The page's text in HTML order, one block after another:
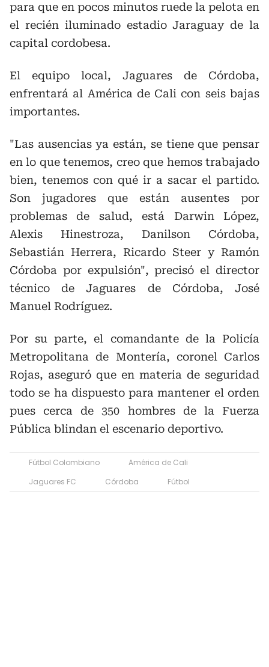
para que en pocos minutos ruede la pelota en
el recién iluminado estadio Jaraguay de la
capital cordobesa.
El equipo local, Jaguares de Córdoba,
enfrentará al América de Cali con seis bajas
importantes.
"Las ausencias ya están, se tiene que pensar
en lo que tenemos, creo que hemos trabajado
bien, tenemos con qué ir a sacar el partido.
Son jugadores que están ausentes por
problemas de salud, está Darwin López,
Alexis Hinestroza, Danilson Córdoba,
Sebastián Herrera, Ricardo Steer y Ramón
Córdoba por expulsión", precisó el director
técnico de Jaguares de Córdoba, José
Manuel Rodríguez.
Por su parte, el comandante de la Policía
Metropolitana de Montería, coronel Carlos
Rojas, aseguró que en materia de seguridad
todo se ha dispuesto para mantener el orden
pues cerca de 350 hombres de la Fuerza
Pública blindan el escenario deportivo.
Fútbol Colombiano
América de Cali
Jaguares FC
Córdoba Fútbol